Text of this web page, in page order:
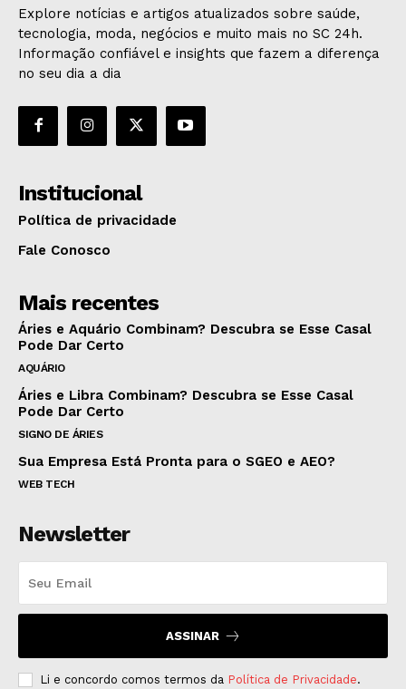
Explore notícias e artigos atualizados sobre saúde,
tecnologia, moda, negócios e muito mais no SC 24h.
Informação confiável e insights que fazem a diferença
no seu dia a dia
Institucional
Política de privacidade
Fale Conosco
Mais recentes
Áries e Aquário Combinam? Descubra se Esse Casal
Pode Dar Certo
AQUÁRIO
Áries e Libra Combinam? Descubra se Esse Casal
Pode Dar Certo
SIGNO DE ÁRIES
Sua Empresa Está Pronta para o SGEO e AEO?
WEB TECH
Newsletter
ASSINAR
Li e concordo comos termos da Política de Privacidade.